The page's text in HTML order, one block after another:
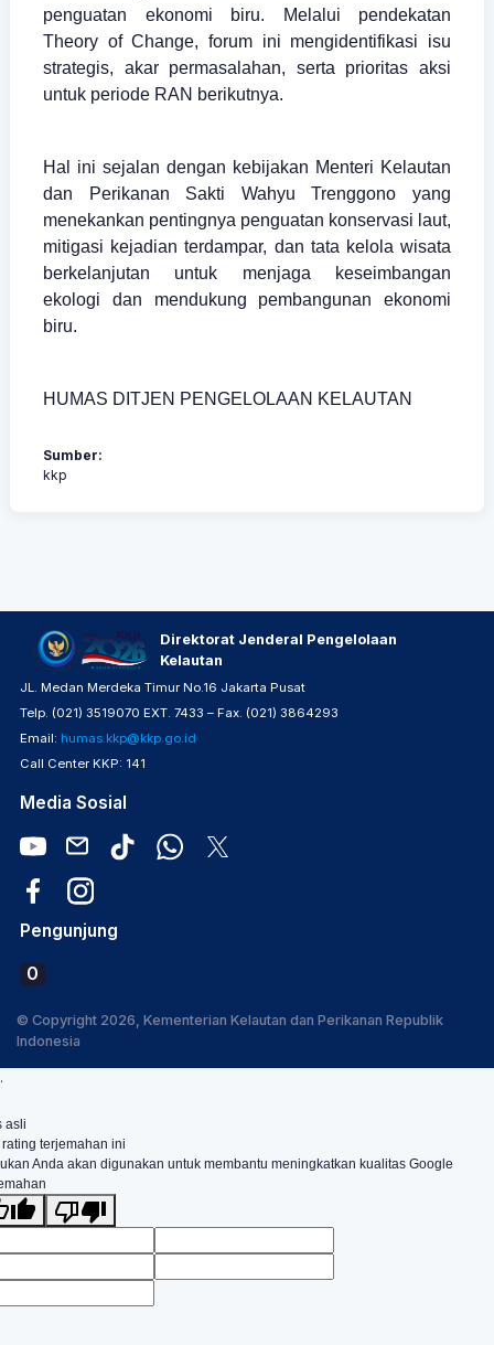
penguatan ekonomi biru. Melalui pendekatan
Theory of Change, forum ini mengidentifikasi isu
strategis, akar permasalahan, serta prioritas aksi
untuk periode RAN berikutnya.
Hal ini sejalan dengan kebijakan Menteri Kelautan
dan Perikanan Sakti Wahyu Trenggono yang
menekankan pentingnya penguatan konservasi laut,
mitigasi kejadian terdampar, dan tata kelola wisata
berkelanjutan untuk menjaga keseimbangan
ekologi dan mendukung pembangunan ekonomi
biru.
HUMAS DITJEN PENGELOLAAN KELAUTAN
Sumber:
kkp
Direktorat Jenderal Pengelolaan
Kelautan
JL. Medan Merdeka Timur No.16 Jakarta Pusat
Telp. (021) 3519070 EXT. 7433 – Fax. (021) 3864293
Email: humas.kkp@kkp.go.id
Call Center KKP: 141
Media Sosial
Pengunjung
0
© Copyright 2026, Kementerian Kelautan dan Perikanan Republik
Indonesia
.
asli
terjemahan ini
Anda akan digunakan untuk membantu meningkatkan kualitas Google